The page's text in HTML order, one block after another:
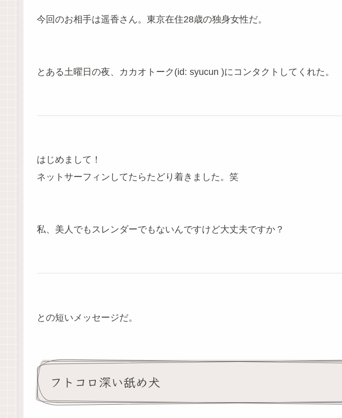
今回のお相手は遥香さん。東京在住28歳の独身女性だ。
とある土曜日の夜、カカオトーク(id: syucun )にコンタクトしてくれた。
はじめまして！
ネットサーフィンしてたらたどり着きました。笑
私、美人でもスレンダーでもないんですけど大丈夫ですか？
との短いメッセージだ。
フトコロ深い舐め犬